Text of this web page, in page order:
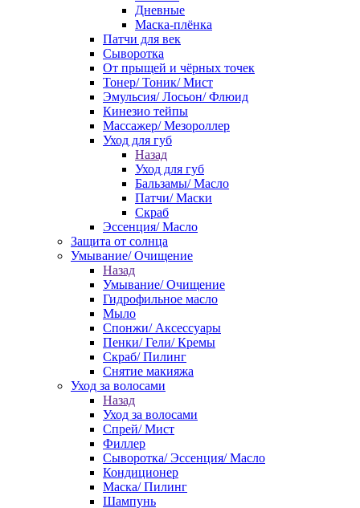
Дневные
Маска-плёнка
Патчи для век
Сыворотка
От прыщей и чёрных точек
Тонер/ Тоник/ Мист
Эмульсия/ Лосьон/ Флюид
Кинезио тейпы
Массажер/ Мезороллер
Уход для губ
Назад
Уход для губ
Бальзамы/ Масло
Патчи/ Маски
Скраб
Эссенция/ Масло
Защита от солнца
Умывание/ Очищение
Назад
Умывание/ Очищение
Гидрофильное масло
Мыло
Спонжи/ Аксессуары
Пенки/ Гели/ Кремы
Скраб/ Пилинг
Снятие макияжа
Уход за волосами
Назад
Уход за волосами
Спрей/ Мист
Филлер
Сыворотка/ Эссенция/ Масло
Кондиционер
Маска/ Пилинг
Шампунь